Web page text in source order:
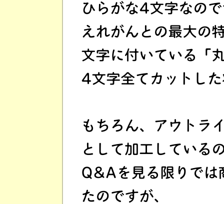
ひらがな4文字なの
えれがんとの最大の
文字に付いている「
4文字全てカットし
もちろん、アウトラ
として加工している
Q&Aを見る限りでは
たのですが、